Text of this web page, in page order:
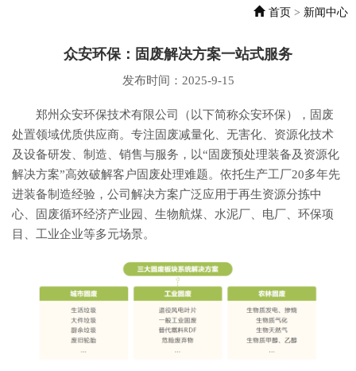
首页 > 新闻中心
众安环保：固废解决方案一站式服务
发布时间：2025-9-15
郑州众安环保技术有限公司（以下简称众安环保），固废
处置领域优质供应商。专注固废减量化、无害化、资源化技术
及设备研发、制造、销售与服务，以“固废预处理装备及资源化
解决方案”高效破解客户固废处理难题。依托生产工厂20多年先
进装备制造经验，公司解决方案广泛应用于再生资源分拣中
心、固废循环经济产业园、生物航煤、水泥厂、电厂、环保项
目、工业企业等多元场景。